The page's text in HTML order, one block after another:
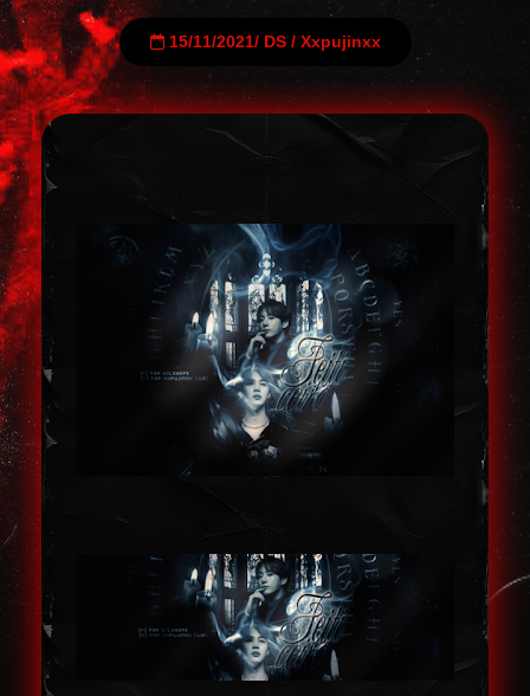
15/11/2021/ DS/ Xxpujinxx